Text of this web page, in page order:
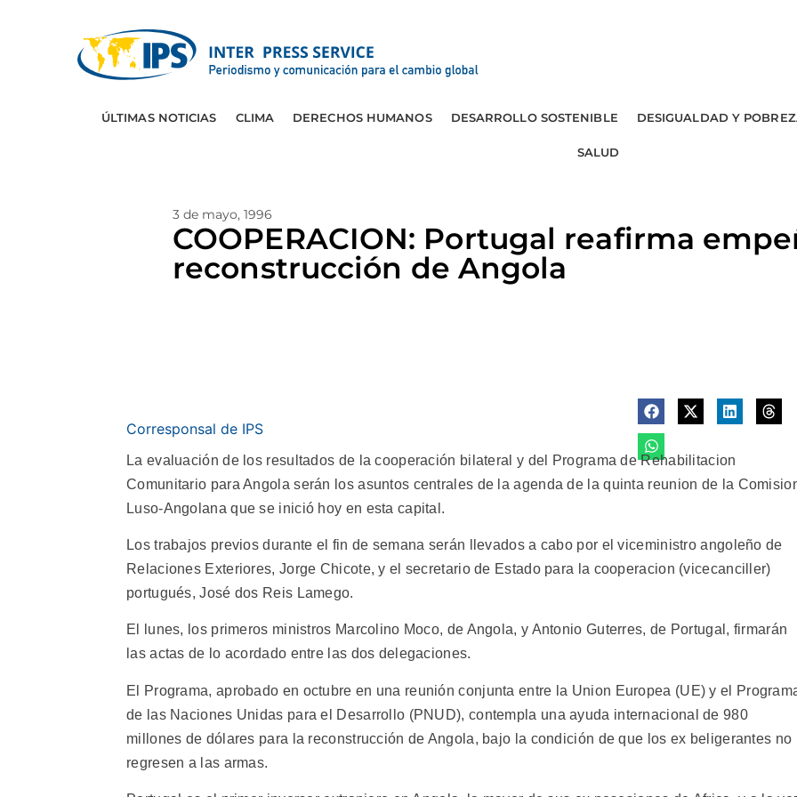
ÚLTIMAS NOTICIAS CLIMA DERECHOS HUMANOS DESARROLLO SOSTENIBLE DESIGUALDAD Y
SALUD
3 de mayo, 1996
COOPERACION: Portugal reafirma
reconstrucción de Angola
Corresponsal de IPS
La evaluación de los resultados de la cooperación bilateral y del Programa de Rehabilitacion
Comunitario para Angola serán los asuntos centrales de la agenda de la quinta reunion de la
Luso-Angolana que se inició hoy en esta capital.
Los trabajos previos durante el fin de semana serán llevados a cabo por el viceministro angoleño de
Relaciones Exteriores, Jorge Chicote, y el secretario de Estado para la cooperacion (vicecanciller)
portugués, José dos Reis Lamego.
El lunes, los primeros ministros Marcolino Moco, de Angola, y Antonio Guterres, de Portugal, firmarán
las actas de lo acordado entre las dos delegaciones.
El Programa, aprobado en octubre en una reunión conjunta entre la Union Europea (UE) y el
de las Naciones Unidas para el Desarrollo (PNUD), contempla una ayuda internacional de 980
millones de dólares para la reconstrucción de Angola, bajo la condición de que los ex beligerantes no
regresen a las armas.